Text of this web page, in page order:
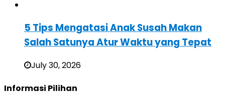
5 Tips Mengatasi Anak Susah Makan
Salah Satunya Atur Waktu yang Tepat
July 30, 2026
Informasi Pilihan